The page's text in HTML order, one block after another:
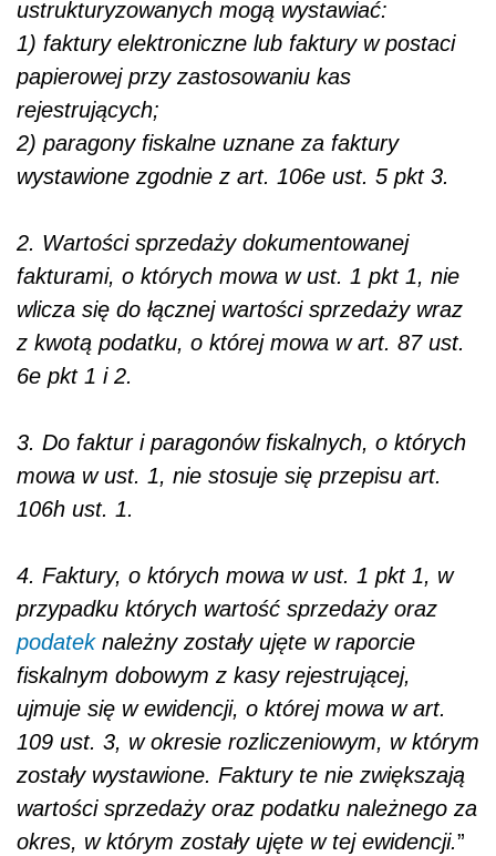
ustrukturyzowanych mogą wystawiać:
1) faktury elektroniczne lub faktury w postaci
papierowej przy zastosowaniu kas
rejestrujących;
2) paragony fiskalne uznane za faktury
wystawione zgodnie z art. 106e ust. 5 pkt 3.
2. Wartości sprzedaży dokumentowanej
fakturami, o których mowa w ust. 1 pkt 1, nie
wlicza się do łącznej wartości sprzedaży wraz
z kwotą podatku, o której mowa w art. 87 ust.
6e pkt 1 i 2.
3. Do faktur i paragonów fiskalnych, o których
mowa w ust. 1, nie stosuje się przepisu art.
106h ust. 1.
4. Faktury, o których mowa w ust. 1 pkt 1, w
przypadku których wartość sprzedaży oraz
podateknależny zostały ujęte w raporcie
fiskalnym dobowym z kasy rejestrującej,
ujmuje się w ewidencji, o której mowa w art.
109 ust. 3, w okresie rozliczeniowym, w którym
zostały wystawione. Faktury te nie zwiększają
wartości sprzedaży oraz podatku należnego za
okres, w którym zostały ujęte w tej ewidencji.”